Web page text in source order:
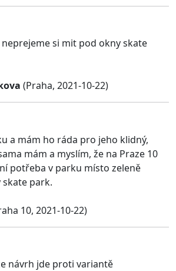
si mit pod okny skate
(Praha, 2021-10-22)
a mám ho ráda pro jeho klidný,
mám a myslím, že na Praze 10
potřeba v parku místo zeleně
park.
10, 2021-10-22)
návrh jde proti variantě